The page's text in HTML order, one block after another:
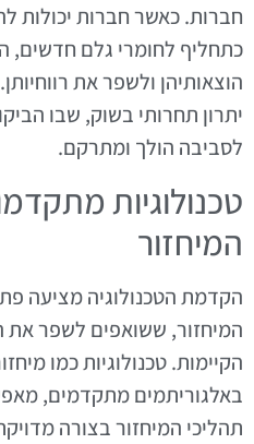
חברות. כאשר חברות
כתחליף לחומרי גלם חדשים,
הוצאותיהן ולשפר את
יתרון תחרותי בשוק, שבו
לסביבה הולך ומתרקם.
טכנולוגיות
המיחזור
הקדמת הטכנולוגיה מציעה
המיחזור, ששואפים לשפר את
הקיימות. טכנולוגיות כמו
באלגוריתמים מתקדמים,
תהליכי המיחזור בצורה